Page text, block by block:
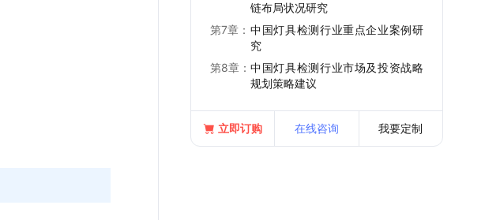
链布局状况研究
第7章： 中国灯具检测行业重点企业案例研
究
第8章： 中国灯具检测行业市场及投资战略
规划策略建议
立即订购 在线咨询 我要定制